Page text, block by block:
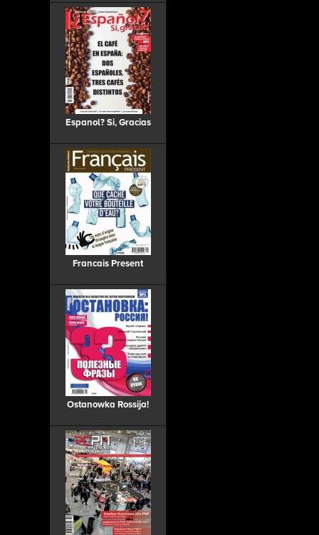
Espanol? Si, Gracias
Francais Present
Ostanowka Rossija!